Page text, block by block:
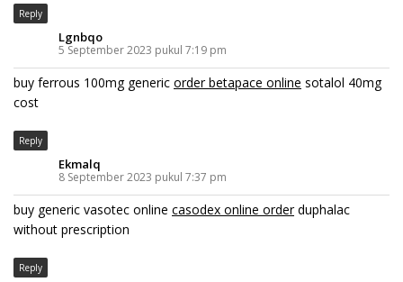
Reply
Lgnbqo
5 September 2023 pukul 7:19 pm
buy ferrous 100mg generic order betapace online sotalol 40mg
cost
Reply
Ekmalq
8 September 2023 pukul 7:37 pm
buy generic vasotec online casodex online orderduphalac
without prescription
Reply